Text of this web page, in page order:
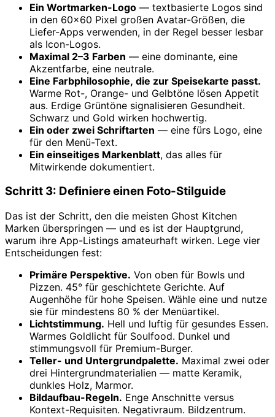
Ein Wortmarken-Logo — textbasierte Logos sind
in den 60×60 Pixel großen Avatar-Größen, die
Liefer-Apps verwenden, in der Regel besser lesbar
als Icon-Logos.
Maximal 2–3 Farben — eine dominante, eine
Akzentfarbe, eine neutrale.
Eine Farbphilosophie, die zur Speisekarte passt.
Warme Rot-, Orange- und Gelbtöne lösen Appetit
aus. Erdige Grüntöne signalisieren Gesundheit.
Schwarz und Gold wirken hochwertig.
Ein oder zwei Schriftarten — eine fürs Logo, eine
für den Menü-Text.
Ein einseitiges Markenblatt, das alles für
Mitwirkende dokumentiert.
Schritt 3: Definiere einen Foto-Stilguide
Das ist der Schritt, den die meisten Ghost Kitchen
Marken überspringen — und es ist der Hauptgrund,
warum ihre App-Listings amateurhaft wirken. Lege vier
Entscheidungen fest:
Primäre Perspektive. Von oben für Bowls und
Pizzen. 45° für geschichtete Gerichte. Auf
Augenhöhe für hohe Speisen. Wähle eine und nutze
sie für mindestens 80 % der Menüartikel.
Lichtstimmung. Hell und luftig für gesundes Essen.
Warmes Goldlicht für Soulfood. Dunkel und
stimmungsvoll für Premium-Burger.
Teller- und Untergrundpalette. Maximal zwei oder
drei Hintergrundmaterialien — matte Keramik,
dunkles Holz, Marmor.
Bildaufbau-Regeln. Enge Anschnitte versus
Kontext-Requisiten. Negativraum. Bildzentrum.